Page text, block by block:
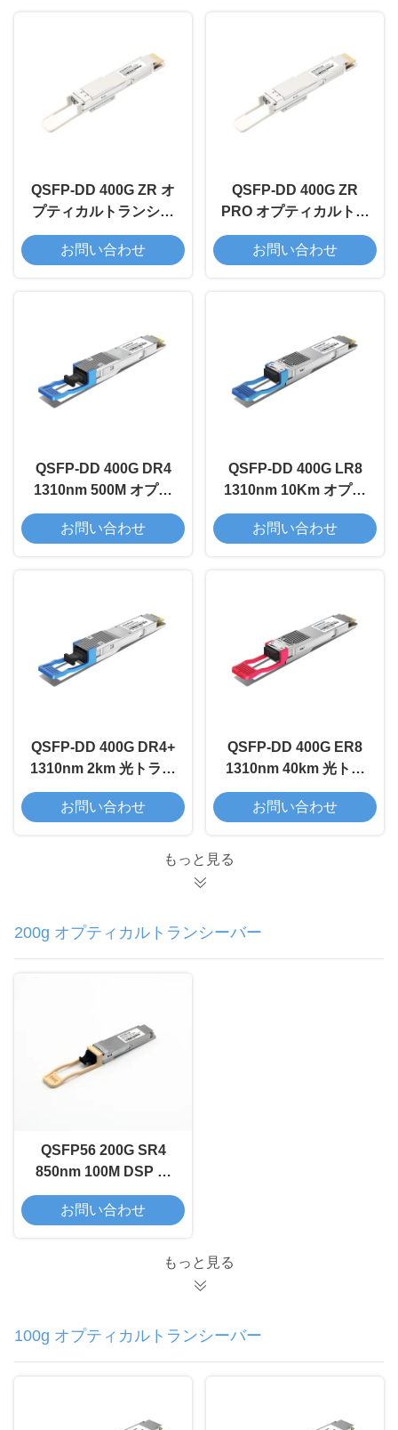
QSFP-DD 400G ZR オ
プティカルトランシー
バーモジュール
お問い合わせ
QSFP-DD 400G ZR
PRO オプティカルトラ
ンシーバーモジュール
お問い合わせ
QSFP-DD 400G DR4
1310nm 500M オプテ
ィカルトランシーバー
モジュール
お問い合わせ
QSFP-DD 400G LR8
1310nm 10Km オプテ
ィカルトランシーバー
モジュール
お問い合わせ
QSFP-DD 400G DR4+
1310nm 2km 光トラン
シーバモジュール
お問い合わせ
QSFP-DD 400G ER8
1310nm 40km 光トラ
ンシーバーモジュール
お問い合わせ
もっと見る
200g オプティカルトランシーバー
QSFP56 200G SR4
850nm 100M DSP 光
トランシーバーモジュ
ール
お問い合わせ
もっと見る
100g オプティカルトランシーバー